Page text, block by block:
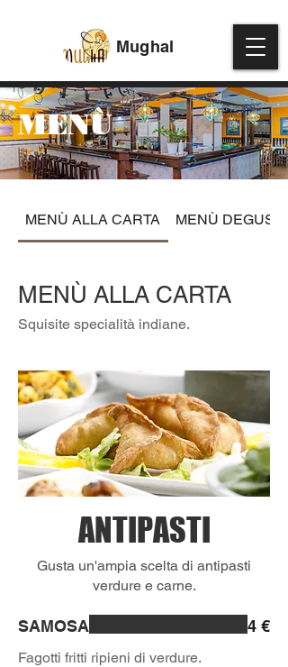
Mughal
MENÙ
MENÙ ALLA CARTA MENÙ
MENÙ ALLA CARTA
Squisite specialità indiane.
ANTIPASTI
Gusta un'ampia scelta di antipasti
verdure e carne.
SAMOSA
Fagotti fritti ripieni di verdure.
4 €